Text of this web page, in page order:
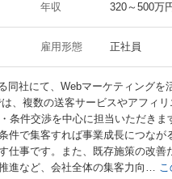
年収 320～500万
雇用形態 正社員
同社にて、Webマーケティングを
、複数の送客サービスやアフィ
条件交渉を中心に担当いただき
件で集客すれば事業成長につなが
仕事です。また、既存施策の改善
進など、会社全体の集客力向…